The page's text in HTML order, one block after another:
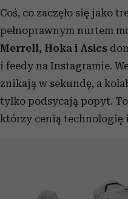
Coś, co zaczęło się jako
pełnoprawnym nurtem
Merrell, Hoka i Asics
i feedy na Instagramie.
znikają w sekundę, a
tylko podsycają popyt.
którzy cenią technologię